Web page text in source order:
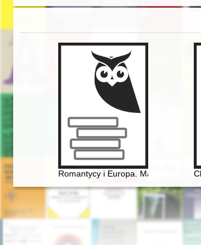
Romantycy i Europa. Marzenia,